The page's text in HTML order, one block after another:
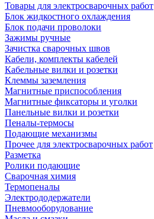
Товары для электросварочных работ
Блок жидкостного охлаждения
Блок подачи проволоки
Зажимы ручные
Зачистка сварочных швов
Кабели, комплекты кабелей
Кабельные вилки и розетки
Клеммы заземления
Магнитные приспособления
Магнитные фиксаторы и уголки
Панельные вилки и розетки
Пеналы-термосы
Подающие механизмы
Прочее для электросварочных работ
Разметка
Ролики подающие
Сварочная химия
Термопеналы
Электрододержатели
Пневмооборудование